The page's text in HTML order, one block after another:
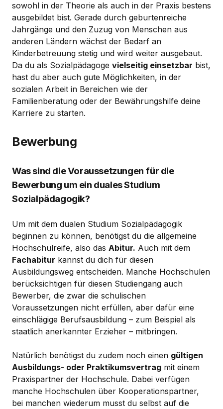
sowohl in der Theorie als auch in der Praxis bestens
ausgebildet bist. Gerade durch geburtenreiche
Jahrgänge und den Zuzug von Menschen aus
anderen Ländern wächst der Bedarf an
Kinderbetreuung stetig und wird weiter ausgebaut.
Da du als Sozialpädagoge vielseitig einsetzbar bist,
hast du aber auch gute Möglichkeiten, in der
sozialen Arbeit in Bereichen wie der
Familienberatung oder der Bewährungshilfe deine
Karriere zu starten.
Bewerbung
Was sind die Voraussetzungen für die
Bewerbung um ein duales Studium
Sozialpädagogik?
Um mit dem dualen Studium Sozialpädagogik
beginnen zu können, benötigst du die allgemeine
Hochschulreife, also das Abitur. Auch mit dem
Fachabitur kannst du dich für diesen
Ausbildungsweg entscheiden. Manche Hochschulen
berücksichtigen für diesen Studiengang auch
Bewerber, die zwar die schulischen
Voraussetzungen nicht erfüllen, aber dafür eine
einschlägige Berufsausbildung – zum Beispiel als
staatlich anerkannter Erzieher – mitbringen.
Natürlich benötigst du zudem noch einen gültigen
Ausbildungs- oder Praktikumsvertrag mit einem
Praxispartner der Hochschule. Dabei verfügen
manche Hochschulen über Kooperationspartner,
bei manchen wiederum musst du selbst auf die